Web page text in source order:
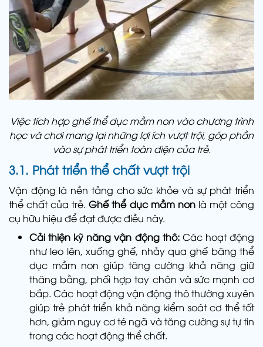
Việc tích hợp ghế thể dục mầm non vào chương trình
học và chơi mang lại những lợi ích vượt trội, góp phần
vào sự phát triển toàn diện của trẻ.
3.1. Phát triển thể chất vượt trội
Vận động là nền tảng cho sức khỏe và sự phát triển
thể chất của trẻ.Ghế thể dục mầm nonlà một công
cụ hữu hiệu để đạt được điều này.
Cải thiện kỹ năng vận động thô: Các hoạt động
như leo lên, xuống ghế, nhảy qua ghế băng thể
dục mầm non giúp tăng cường khả năng giữ
thăng bằng, phối hợp tay chân và sức mạnh cơ
bắp. Các hoạt động vận động thô thường xuyên
giúp trẻ phát triển khả năng kiểm soát cơ thể tốt
hơn, giảm nguy cơ té ngã và tăng cường sự tự tin
trong các hoạt động thể chất.